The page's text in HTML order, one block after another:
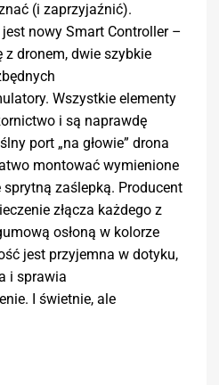
(i zaprzyjaźnić).
nowy Smart Controller –
dronem, dwie szybkie
Wszystkie elementy
i są naprawdę
port „na głowie” drona
montować wymienione
zaślepką. Producent
złącza każdego z
osłoną w kolorze
jest przyjemna w dotyku,
i sprawia
I świetnie, ale